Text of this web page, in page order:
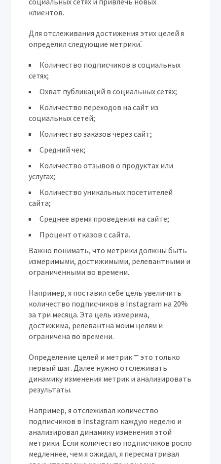
клиентов.
Для отслеживания достижения этих целей я
определил следующие метрики⁚
Количество подписчиков в социальных
сетях;
Охват публикаций в социальных сетях;
Количество переходов на сайт из
социальных сетей;
Количество заказов через сайт;
Средний чек;
Количество отзывов о продуктах или
услугах;
Количество уникальных посетителей
сайта;
Среднее время проведения на сайте;
Процент отказов с сайта.
Важно понимать, что метрики должны быть
измеримыми, достижимыми, релевантными и
ограниченными во времени.
Например, я поставил себе цель увеличить
количество подписчиков в Instagram на 20%
за три месяца. Эта цель измерима,
достижима, релевантна моим целям и
ограничена во времени.
Определение целей и метрик ⎻ это только
первый шаг. Далее нужно отслеживать
динамику изменения метрик и анализировать
результаты.
Например, я отслеживал количество
подписчиков в Instagram каждую неделю и
анализировал динамику изменения этой
метрики. Если количество подписчиков росло
медленнее, чем я ожидал, я пересматривал